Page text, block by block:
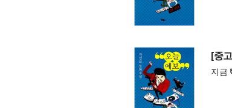
[중
지금